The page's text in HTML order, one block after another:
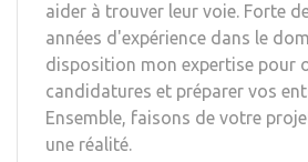
aider à trouver leur voie. Forte
années d'expérience dans le
disposition mon expertise pour
candidatures et préparer vos
Ensemble, faisons de votre
une réalité.